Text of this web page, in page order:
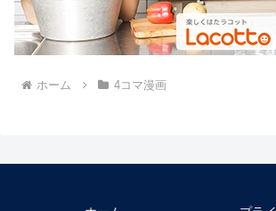
ホーム 4コマ漫画